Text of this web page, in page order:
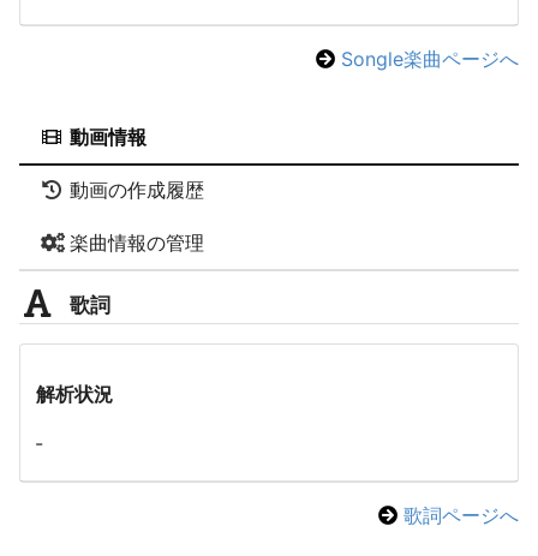
Songle楽曲ページへ
動画情報
動画の作成履歴
楽曲情報の管理
歌詞
解析状況
-
歌詞ページへ